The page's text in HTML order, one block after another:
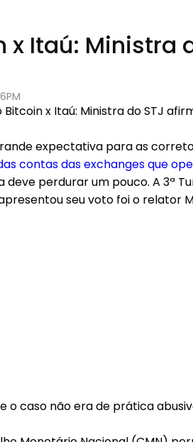
x Itaú: Ministra
expectativa para as
contas das exchanges que
perdurar um pouco. A 3ª
seu voto foi o relator
o caso não era de prática